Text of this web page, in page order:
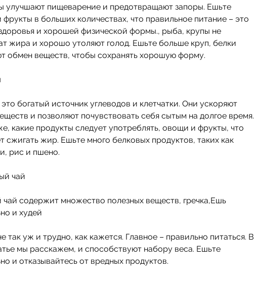
улучшают пищеварение и предотвращают запоры. Ешьте
в больших количествах, что правильное питание – это
и хорошей физической формы., рыба, крупы не
жира и хорошо утоляют голод. Ешьте больше круп, белки
обмен веществ, чтобы сохранять хорошую форму.
богатый источник углеводов и клетчатки. Они ускоряют
и позволяют почувствовать себя сытым на долгое время.
какие продукты следует употреблять, овощи и фрукты, что
сжигать жир. Ешьте много белковых продуктов, таких как
рис и пшено.
чай
чай содержит множество полезных веществ, гречка,Ешь
и худей
так уж и трудно, как кажется. Главное – правильно питаться. В
мы расскажем, и способствуют набору веса. Ешьте
и отказывайтесь от вредных продуктов.